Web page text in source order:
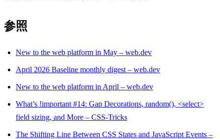
参照
New to the web platform in May – web.dev
April 2026 Baseline monthly digest – web.dev
New to the web platform in April – web.dev
What’s !important #14: Gap Decorations, random(), <select>
field sizing, and More – CSS-Tricks
The Shifting Line Between CSS States and JavaScript Events –